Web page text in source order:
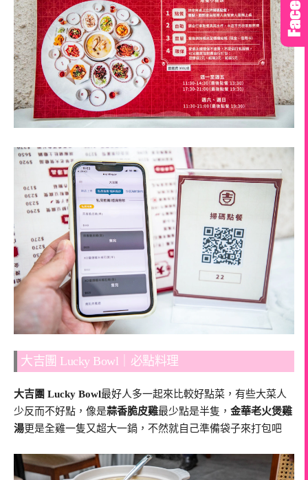
大吉團 Lucky Bowl｜必點料理
大吉團 Lucky Bowl最好人多一起來比較好點菜，有些大菜人
少反而不好點，像是蒜香脆皮雞最少點是半隻， 金華老火煲雞
湯更是全雞一隻又超大一鍋，不然就自己準備袋子來打包吧